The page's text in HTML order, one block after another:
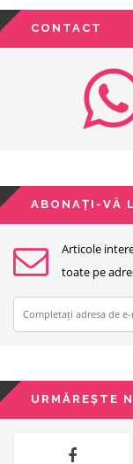
CONTACT
ABONAȚI-VĂ
Articole
toate pe
URMĂREȘTE